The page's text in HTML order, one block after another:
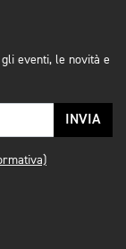
eventi, le novità e
INVIA